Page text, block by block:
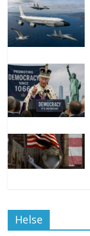
Helse